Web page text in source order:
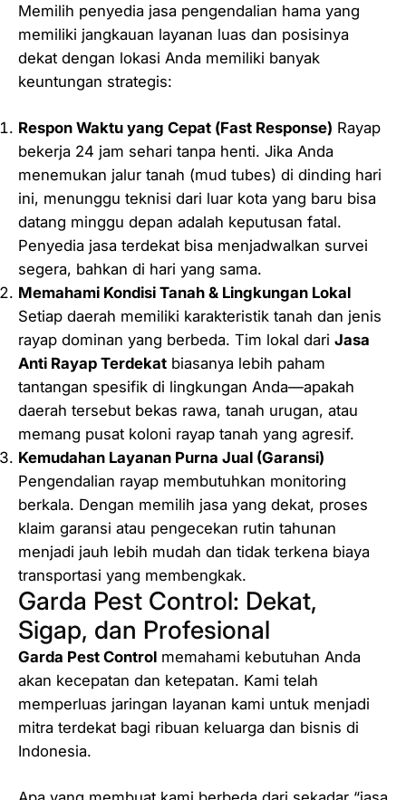
Memilih penyedia jasa pengendalian hama yang
memiliki jangkauan layanan luas dan posisinya
dekat dengan lokasi Anda memiliki banyak
keuntungan strategis:
Respon Waktu yang Cepat (Fast Response) Rayap
bekerja 24 jam sehari tanpa henti. Jika Anda
menemukan jalur tanah (mud tubes) di dinding hari
ini, menunggu teknisi dari luar kota yang baru bisa
datang minggu depan adalah keputusan fatal.
Penyedia jasa terdekat bisa menjadwalkan survei
segera, bahkan di hari yang sama.
Memahami Kondisi Tanah & Lingkungan Lokal
Setiap daerah memiliki karakteristik tanah dan jenis
rayap dominan yang berbeda. Tim lokal dari Jasa
Anti Rayap Terdekat biasanya lebih paham
tantangan spesifik di lingkungan Anda—apakah
daerah tersebut bekas rawa, tanah urugan, atau
memang pusat koloni rayap tanah yang agresif.
Kemudahan Layanan Purna Jual (Garansi)
Pengendalian rayap membutuhkan monitoring
berkala. Dengan memilih jasa yang dekat, proses
klaim garansi atau pengecekan rutin tahunan
menjadi jauh lebih mudah dan tidak terkena biaya
transportasi yang membengkak.
Garda Pest Control: Dekat,
Sigap, dan Profesional
Garda Pest Control memahami kebutuhan Anda
akan kecepatan dan ketepatan. Kami telah
memperluas jaringan layanan kami untuk menjadi
mitra terdekat bagi ribuan keluarga dan bisnis di
Indonesia.